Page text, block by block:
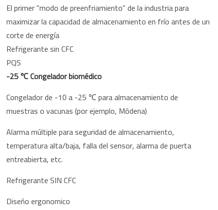
El primer "modo de preenfriamiento" de la industria para
maximizar la capacidad de almacenamiento en frío antes de un
corte de energía
Refrigerante sin CFC
PQS
-25 ℃ Congelador biomédico
Congelador de -10 a -25 ℃ para almacenamiento de
muestras o vacunas (por ejemplo, Módena)
Alarma múltiple para seguridad de almacenamiento,
temperatura alta/baja, falla del sensor, alarma de puerta
entreabierta, etc.
Refrigerante SIN CFC
Diseño ergonomico